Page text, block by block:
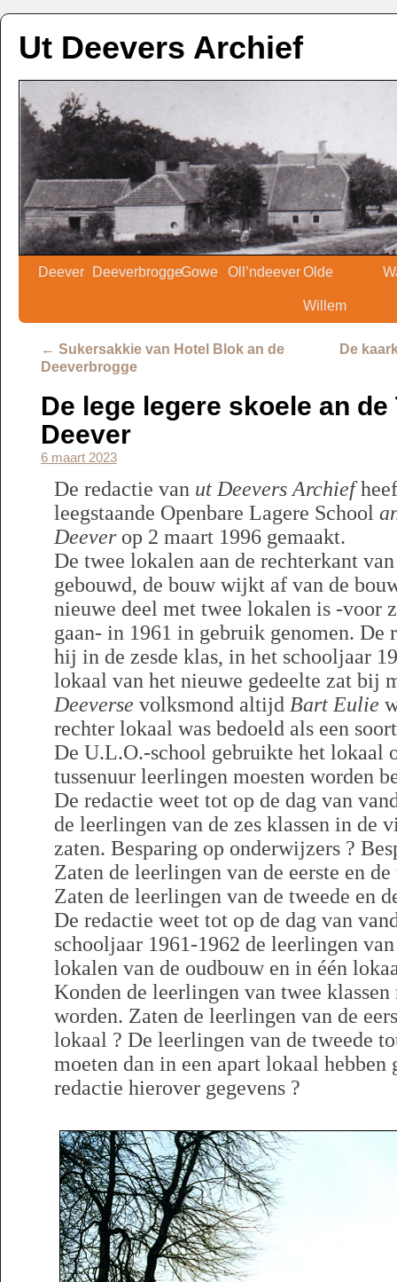
Ut Deevers Archief
Deever DeeverbroggeGowe Oll’ndeeverOlde
Willem
← Sukersakkie van Hotel Blok an de
Deeverbrogge
De
De lege legere skoele an
Deever
6 maart 2023
De redactie van ut Deevers Archief
leegstaande Openbare Lagere School
Deeverop 2 maart 1996 gemaakt.
De twee lokalen aan de rechterkant
gebouwd, de bouw wijkt af van de
nieuwe deel met twee lokalen is -voor
gaan- in 1961 in gebruik genomen. De
hij in de zesde klas, in het schooljaar
lokaal van het nieuwe gedeelte zat bij
Deeverse volksmond altijd Bart Eulie
rechter lokaal was bedoeld als een
De U.L.O.-school gebruikte het lokaal
tussenuur leerlingen moesten worden
De redactie weet tot op de dag van
de leerlingen van de zes klassen in de
zaten. Besparing op onderwijzers ?
Zaten de leerlingen van de eerste en
Zaten de leerlingen van de tweede en
De redactie weet tot op de dag van
schooljaar 1961-1962 de leerlingen
lokalen van de oudbouw en in één
Konden de leerlingen van twee klassen
worden. Zaten de leerlingen van de
lokaal ? De leerlingen van de tweede
moeten dan in een apart lokaal hebben
redactie hierover gegevens ?